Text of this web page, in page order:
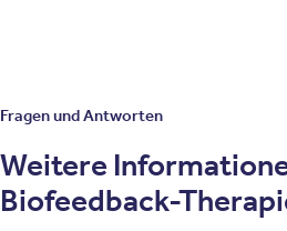
Fragen und Antworten
Weitere
Biofeedback-